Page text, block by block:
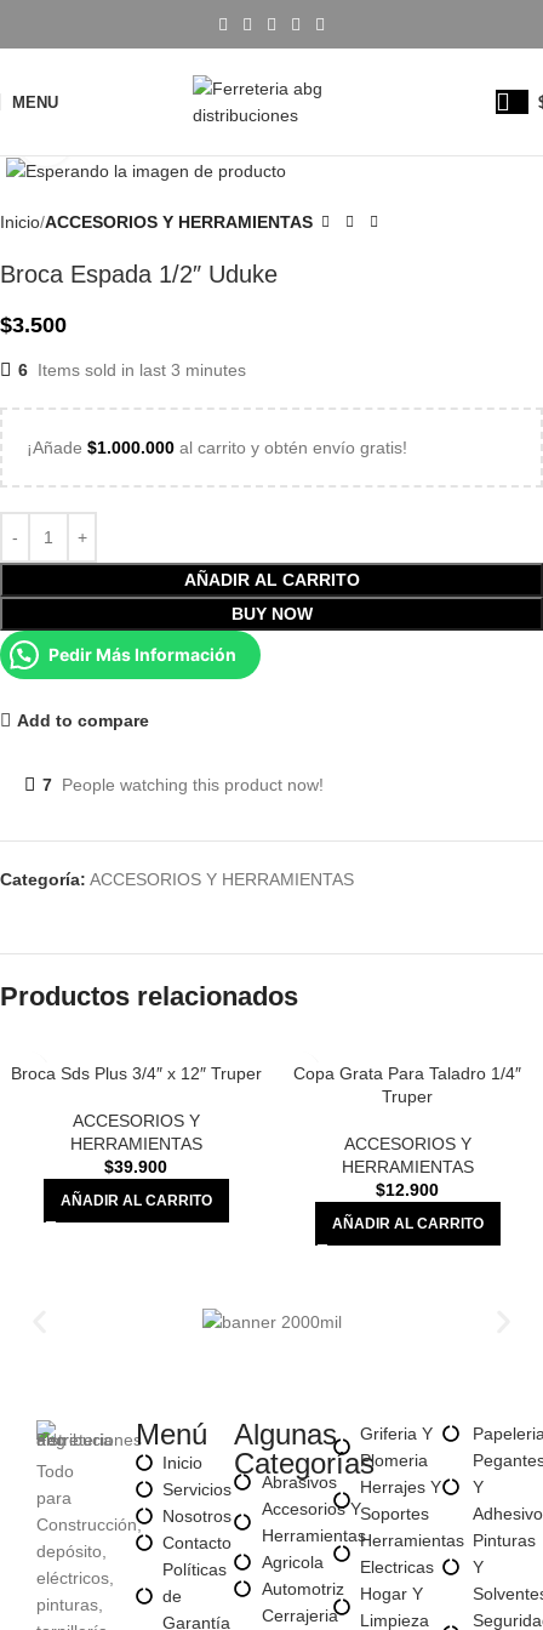
MENU
Inicio ACCESORIOS Y HERRAMIENTAS
Broca Espada 1/2″ Uduke
$3.500
6 Items sold in last 3 minutes
¡Añade $1.000.000 al carrito y obtén envío gratis!
AÑADIR AL CARRITO
BUY NOW
Pedir Más Información
Add to compare
7 People watching this product now!
Categoría: ACCESORIOS Y HERRAMIENTAS
Productos relacionados
Broca Sds Plus 3/4″ x 12″ Truper
ACCESORIOS Y
HERRAMIENTAS
$39.900
AÑADIR AL CARRITO
Copa Grata Para Taladro 1/4″
Truper
ACCESORIOS Y
HERRAMIENTAS
$12.900
AÑADIR AL CARRITO
Todo
para
Construcción,
depósito,
eléctricos,
pinturas,
Menú
Inicio
Servicios
Nosotros
Contacto
Políticas
de
Garantía
Algunas
Categorías
Abrasivos
Accesorios Y
Herramientas
Agricola
Automotriz
Cerrajeria
Griferia Y
Plomeria
Herrajes Y
Soportes
Herramientas
Electricas
Hogar Y
Limpieza
Y
Pinturas
Y